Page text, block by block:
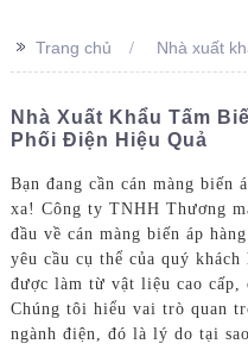
>> Trang chủ Nhà xuất
Nhà Xuất Khẩu Tấm
Phối Điện Hiệu Quả
Bạn đang cần cán màng biến
xa! Công ty TNHH Thương
đầu về cán màng biến áp
yêu cầu cụ thể của quý
được làm từ vật liệu cao cấp,
Chúng tôi hiểu vai trò quan
ngành điện, đó là lý do tại